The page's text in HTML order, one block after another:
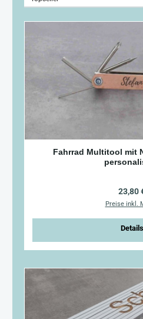
Fahrrad Multitool mit
23,80
Preise inkl.
Details